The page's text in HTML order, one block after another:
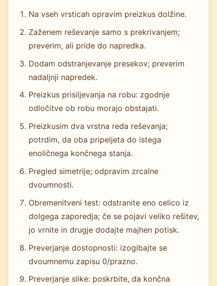
Na vseh vrsticah opravim preizkus dolžine.
Zaženem reševanje samo s prekrivanjem;
preverim, ali pride do napredka.
Dodam odstranjevanje presekov; preverim
nadaljnji napredek.
Preizkus prisiljevanja na robu: zgodnje
odločitve ob robu morajo obstajati.
Preizkusim dva vrstna reda reševanja;
potrdim, da oba pripeljeta do istega
enoličnega končnega stanja.
Pregled simetrije; odpravim zrcalne
dvoumnosti.
Obremenitveni test: odstranite eno celico iz
dolgega zaporedja; če se pojavi veliko rešitev,
jo vrnite in drugje dodajte majhen potisk.
Preverjanje dostopnosti: izogibajte se
dvoumnemu zapisu 0/prazno.
Preverjanje slike: poskrbite, da končna